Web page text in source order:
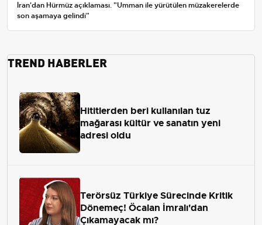
İran'dan Hürmüz açıklaması. "Umman ile yürütülen müzakerelerde
son aşamaya gelindi"
TREND HABERLER
Hititlerden beri kullanılan tuz
mağarası kültür ve sanatın yeni
adresi oldu
Terörsüz Türkiye Sürecinde Kritik
Dönemeç! Öcalan İmralı'dan
Çıkamayacak mı?